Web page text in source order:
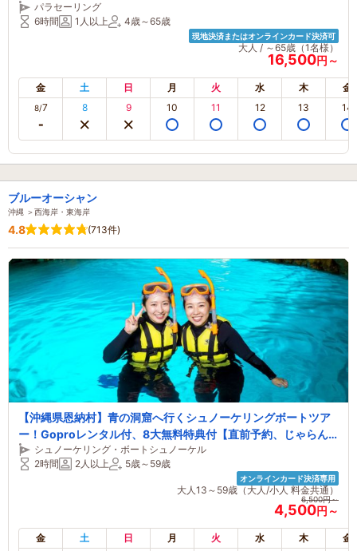
本＆写真無料ダウンロード付き！！
パラセーリング
6時間
1人以上 4歳～65歳
現地決済またはオンラインカード決済可
大人 / ～65歳（1名様）
16,500円～
金 土 日 月 火 水 木 金
8/7 8 9 10 11 12 13 14
ブルーオーシャン
沖縄 ＞西海岸・東海岸
4.8 (713件)
【沖縄県恩納村】青の洞窟へ行くシュノーケリングボートツア
ー！Goproレンタル付、8大無料特典付【直前予約、じゃらん
限定特集、カップル、女性、ファミリーにもオススメ】
シュノーケリング・ボートシュノーケル
2時間
2人以上 5歳～59歳
オンラインカード決済専用
大人13～59歳（大人/小人 料金共通）
6,500円～
4,500円～
金 土 日 月 火 水 木 金